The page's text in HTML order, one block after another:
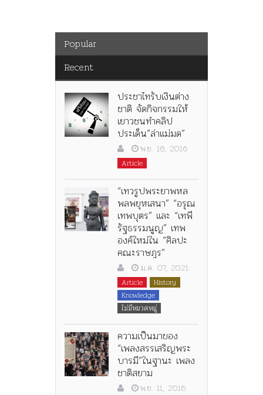
Popular
Recent
ประชาไทรับเงินต่าง
ชาติ จัดกิจกรรมให้
เยาวชนทำคลิป
ประเด็น”ล่าแม่มด”
พ.ย. 18, 2016
Article
“เทวรูปพระยาพหล
พลพยุหเสนา” “อรุณ
เทพบุตร” และ “เทพี
รัฐธรรมนูญ” เทพ
องค์ใหม่ใน “ศิลปะ
คณะราษฎร”
ม.ค. 07, 2021
Article
History
Knowledge
ไม่มีหมวดหมู่
ความเป็นมาของ
“เพลงสรรเสริญพระ
บารมี”ในฐานะ เพลง
ชาติสยาม
พ.ย. 11, 2016